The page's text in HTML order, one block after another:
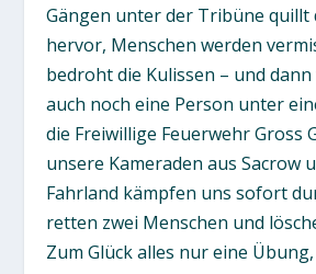
Gängen unter der Tribüne quillt
hervor, Menschen werden
bedroht die Kulissen – und
auch noch eine Person unter
die Freiwillige Feuerwehr Gross
unsere Kameraden aus Sacrow
Fahrland kämpfen uns sofort
retten zwei Menschen und
Zum Glück alles nur eine